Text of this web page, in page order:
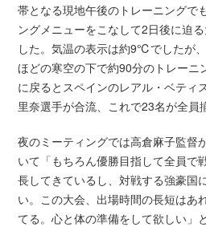
帯となる現地午後のトレーニングで
ングメニューをこなして2日後に迫
した。気温の表示は約9℃でしたが
ほどの寒空の下で約90分のトレーニ
に戻るとスペインのレアル・ベティ
里奈選手が合流、これで23名が全員
夜のミーティングでは高倉麻子監督
いて「もちろん優勝目指して全員で
長してきているし、対戦する強豪国
い。この大会、出場時間の長短はあ
てる。心と体の準備をして欲しい」